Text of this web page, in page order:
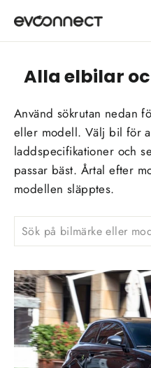
innehållet
Alla elbilar
Använd sökrutan nedan
eller modell. Välj bil för
laddspecifikationer och
passar bäst. Årtal efter
modellen släpptes.